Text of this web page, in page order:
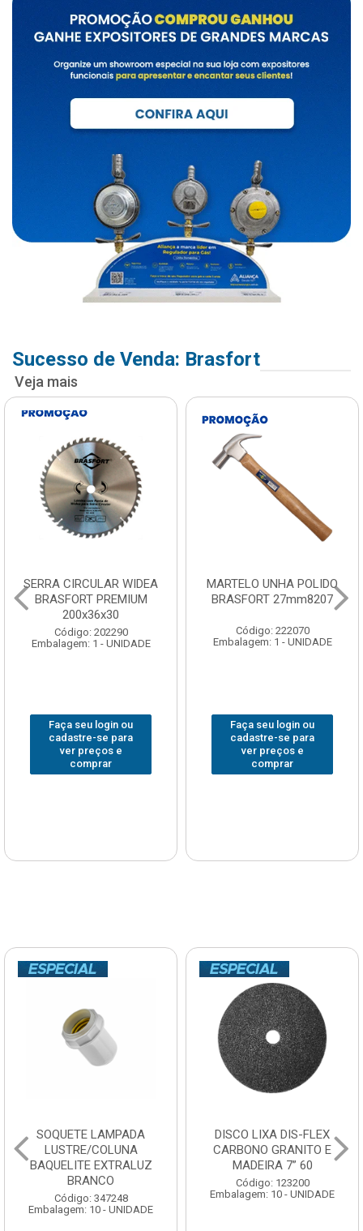
Sucesso de Venda: Brasfort
Veja mais
SERRA CIRCULAR WIDEA
BRASFORT PREMIUM
200x36x30
Código: 202290
Embalagem: 1 - UNIDADE
Faça seu login ou
cadastre-se para
ver preços e
comprar
MARTELO UNHA POLIDO
BRASFORT 27mm8207
Código: 222070
Embalagem: 1 - UNIDADE
Faça seu login ou
cadastre-se para
ver preços e
comprar
SOQUETE LAMPADA
LUSTRE/COLUNA
BAQUELITE EXTRALUZ
BRANCO
Código: 347248
Embalagem: 10 - UNIDADE
DISCO LIXA DIS-FLEX
CARBONO GRANITO E
MADEIRA 7” 60
Código: 123200
Embalagem: 10 - UNIDADE